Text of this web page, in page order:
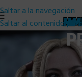
Saltar a la navegación
Saltar al contenido
/ Hot Toys/